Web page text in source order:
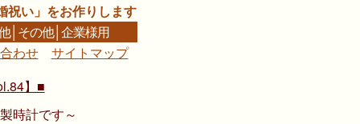
祝い」をお作りします
│ その他│ 企業様用
わせ
サイトマップ■
】■
時計です～